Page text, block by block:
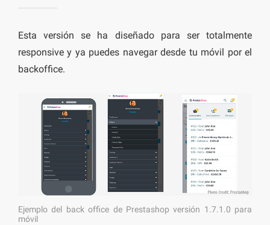
Esta versión se ha diseñado para ser totalmente
responsive y ya puedes navegar desde tu móvil por el
backoffice.
Ejemplo del back office de Prestashop versión 1.7.1.0 para
móvil